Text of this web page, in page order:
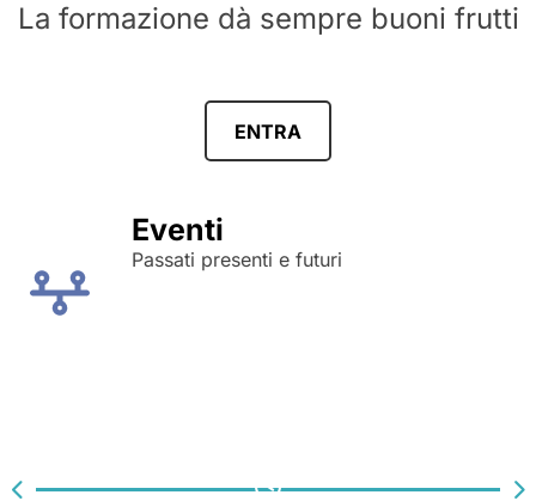
La formazione dà sempre buoni frutti
ENTRA
Eventi
Passati presenti e futuri